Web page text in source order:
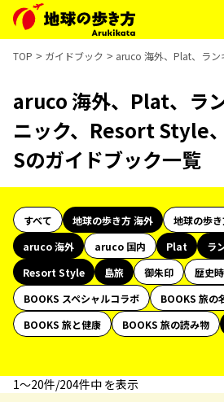
TOP ガイドブック aruco 海外、Plat、ラン
aruco 海外、Plat、ラ
ニック、Resort Style
Sのガイドブック一覧
すべて 地球の歩き方 海外
地球の歩き
aruco 海外
aruco 国内 Plat
ラ
Resort Style
島旅 御朱印 歴史
BOOKS スペシャルコラボ
BOOKS 旅の
BOOKS 旅と健康
BOOKS 旅の読み物
1〜20件/204件中 を表示